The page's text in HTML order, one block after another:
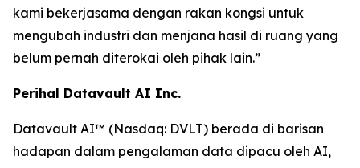
kami bekerjasama dengan rakan kongsi untuk
mengubah industri dan menjana hasil di ruang yang
belum pernah diterokai oleh pihak lain.”
Perihal Datavault AI Inc.
Datavault AI™ (Nasdaq: DVLT) berada di barisan
hadapan dalam pengalaman data dipacu oleh AI,